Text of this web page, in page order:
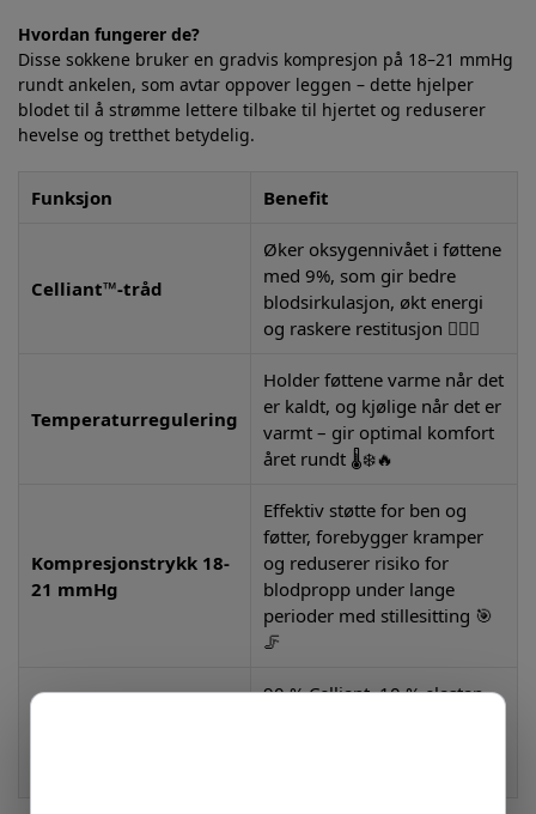
Hvordan fungerer de?
Disse sokkene bruker en gradvis kompresjon på 18–21 mmHg
rundt ankelen, som avtar oppover leggen – dette hjelper
blodet til å strømme lettere tilbake til hjertet og reduserer
hevelse og tretthet betydelig.
Funksjon Benefit
Celliant™-tråd
Øker oksygennivået i føttene
med 9%, som gir bedre
blodsirkulasjon, økt energi
og raskere restitusjon 🏃‍♂️✨
Temperaturregulering
Holder føttene varme når det
er kaldt, og kjølige når det er
varmt – gir optimal komfort
året rundt 🌡️❄️🔥
Kompresjonstrykk 18-
21 mmHg
Effektiv støtte for ben og
føtter, forebygger kramper
og reduserer risiko for
blodpropp under lange
perioder med stillesitting 🎯
🦵
90 % Celliant, 10 % elastan –